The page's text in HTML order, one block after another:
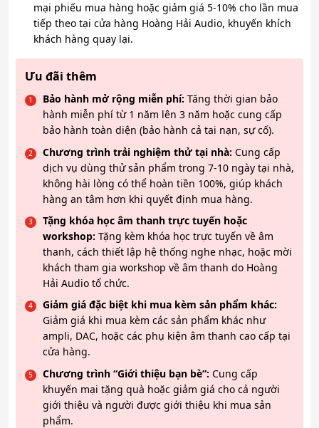
mại phiếu mua hàng hoặc giảm giá 5-10% cho lần mua
tiếp theo tại cửa hàng Hoàng Hải Audio, khuyến khích
khách hàng quay lại.
Ưu đãi thêm
Bảo hành mở rộng miễn phí: Tăng thời gian bảo
hành miễn phí từ 1 năm lên 3 năm hoặc cung cấp
bảo hành toàn diện (bảo hành cả tai nạn, sự cố).
Chương trình trải nghiệm thử tại nhà: Cung cấp
dịch vụ dùng thử sản phẩm trong 7-10 ngày tại nhà,
không hài lòng có thể hoàn tiền 100%, giúp khách
hàng an tâm hơn khi quyết định mua hàng.
Tặng khóa học âm thanh trực tuyến hoặc
workshop: Tặng kèm khóa học trực tuyến về âm
thanh, cách thiết lập hệ thống nghe nhạc, hoặc mời
khách tham gia workshop về âm thanh do Hoàng
Hải Audio tổ chức.
Giảm giá đặc biệt khi mua kèm sản phẩm khác:
Giảm giá khi mua kèm các sản phẩm khác như
ampli, DAC, hoặc các phụ kiện âm thanh cao cấp tại
cửa hàng.
Chương trình “Giới thiệu bạn bè”: Cung cấp
khuyến mại tặng quà hoặc giảm giá cho cả người
giới thiệu và người được giới thiệu khi mua sản
phẩm.